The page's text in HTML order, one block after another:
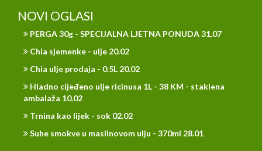
NOVI OGLASI
PERGA 30g - SPECIJALNA LJETNA PONUDA 31.07
Chia sjemenke - ulje 20.02
Chia ulje prodaja - 0.5L 20.02
Hladno cijeđeno ulje ricinusa 1L - 38 KM - staklena
ambalaža 10.02
Trnina kao lijek - sok 02.02
Suhe smokve u maslinovom ulju - 370ml 28.01